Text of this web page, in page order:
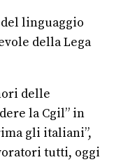
linguaggio
della Lega
delle
la Cgil” in
gli italiani”,
tutti, oggi